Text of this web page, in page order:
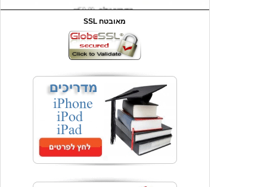
₪90.00 מחיר שוק
₪49.00 המחיר כולל משלוח :
כיסוי אחורי לאייפון 4/4S
₪59.00
המחיר שלך
משלוח חינם
שעון יד אופנתי
SSL מאובטח